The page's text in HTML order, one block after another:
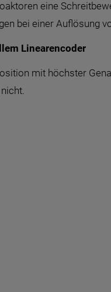
eine
bei einer Auflösung
Linearencoder
mit höchster